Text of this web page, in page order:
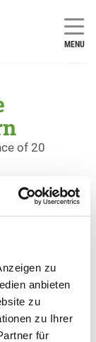
zu
anbieten
zu
zu Ihrer
für
MENU
of 20
Details